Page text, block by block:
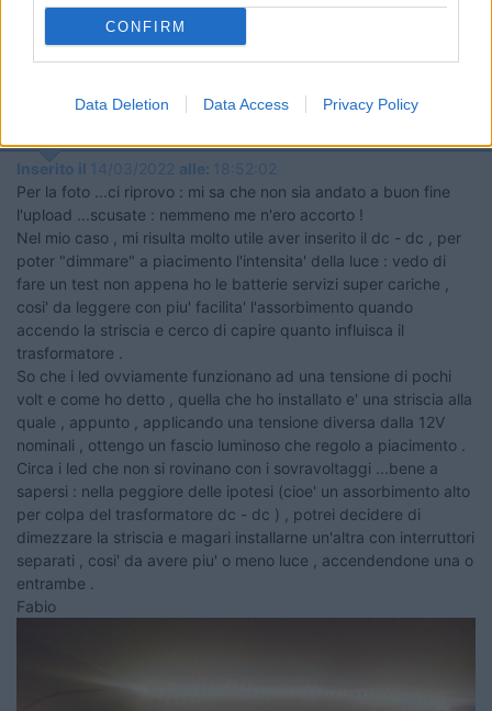
CONFIRM
Data Deletion Data Access Privacy Policy
Non vedo nessuna foto allegata!
Ciao
Fabius1968
Inserito il 14/03/2022 alle: 18:52:02
Per la foto ...ci riprovo : mi sa che non sia andato a buon fine
l'upload ...scusate : nemmeno me n'ero accorto !
Nel mio caso , mi risulta molto utile aver inserito il dc - dc , per
poter "dimmare" a piacimento l'intensita' della luce : vedo di
fare un test non appena ho le batterie servizi super cariche ,
cosi' da leggere con piu' facilita' l'assorbimento quando
accendo la striscia e cerco di capire quanto influisca il
trasformatore .
So che i led ovviamente funzionano ad una tensione di pochi
volt e come ho detto , quella che ho installato e' una striscia alla
quale , appunto , applicando una tensione diversa dalla 12V
nominali , ottengo un fascio luminoso che regolo a piacimento .
Circa i led che non si rovinano con i sovravoltaggi ...bene a
sapersi : nella peggiore delle ipotesi (cioe' un assorbimento alto
per colpa del trasformatore dc - dc ) , potrei decidere di
dimezzare la striscia e magari installarne un'altra con interruttori
separati , cosi' da avere piu' o meno luce , accendendone una o
entrambe .
Fabio